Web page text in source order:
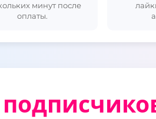
минут после
оплаты.